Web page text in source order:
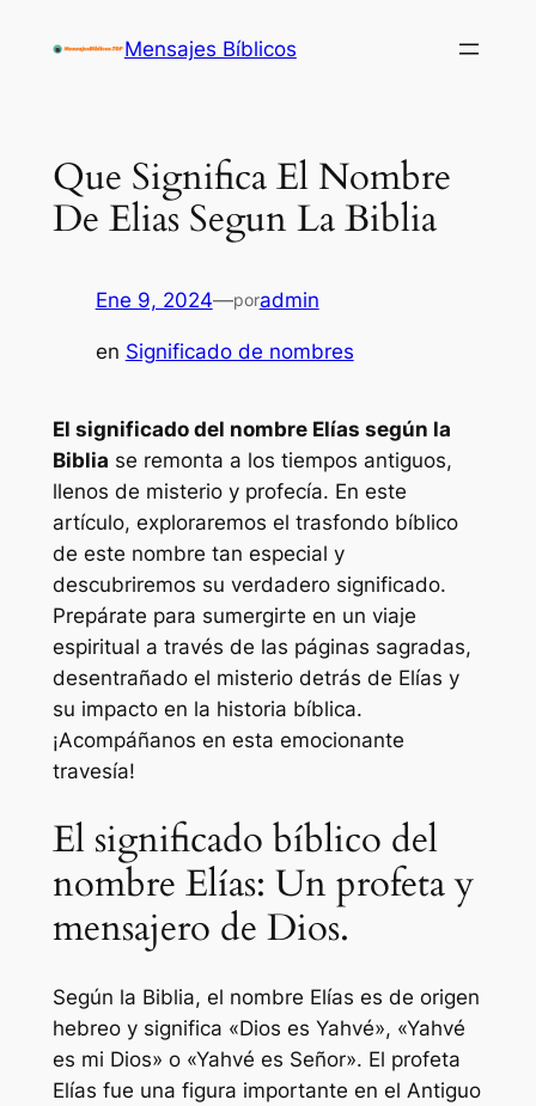
Mensajes Bíblicos
Que Significa El Nombre
De Elias Segun La Biblia
Ene 9, 2024—poradmin
en Significado de nombres
El significado del nombre Elías según la
Biblia se remonta a los tiempos antiguos,
llenos de misterio y profecía. En este
artículo, exploraremos el trasfondo bíblico
de este nombre tan especial y
descubriremos su verdadero significado.
Prepárate para sumergirte en un viaje
espiritual a través de las páginas sagradas,
desentrañado el misterio detrás de Elías y
su impacto en la historia bíblica.
¡Acompáñanos en esta emocionante
travesía!
El significado bíblico del
nombre Elías: Un profeta y
mensajero de Dios.
Según la Biblia, el nombre Elías es de origen
hebreo y significa «Dios es Yahvé», «Yahvé
es mi Dios» o «Yahvé es Señor». El profeta
Elías fue una figura importante en el Antiguo